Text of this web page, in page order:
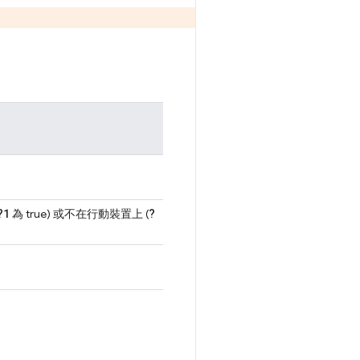
為 true) 或不在行動裝置上 (?